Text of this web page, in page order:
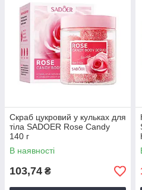
Скраб цукровий у кульках для
тіла SADOER Rose Candy
140 г
В наявності
103,74 ₴